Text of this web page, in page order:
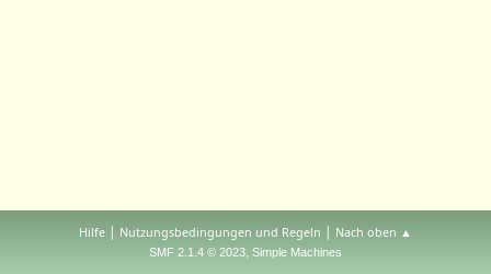
Hilfe | Nutzungsbedingungen und Regeln | Nach oben ▲
SMF 2.1.4 © 2023, Simple Machines